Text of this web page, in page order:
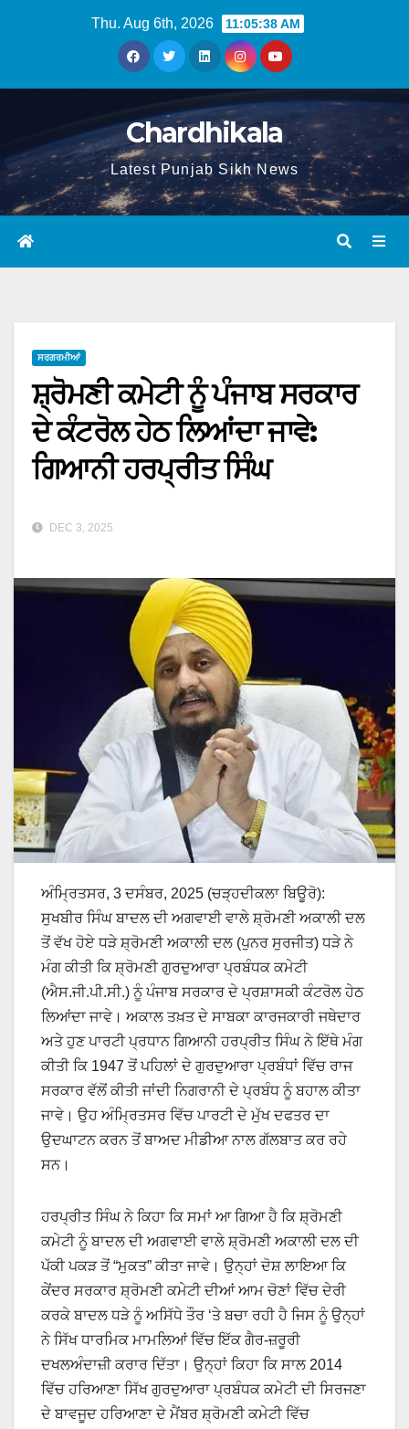
Thu. Aug 6th, 2026 11:05:39 AM
Chardhikala
Latest Punjab Sikh News
ਸਰਗਰਮੀਆਂ
ਸ਼੍ਰੋਮਣੀ ਕਮੇਟੀ ਨੂੰ ਪੰਜਾਬ ਸਰਕਾਰ
ਦੇ ਕੰਟਰੋਲ ਹੇਠ ਲਿਆਂਦਾ ਜਾਵੇ:
ਗਿਆਨੀ ਹਰਪ੍ਰੀਤ ਸਿੰਘ
DEC 3, 2025
ਅੰਮ੍ਰਿਤਸਰ, 3 ਦਸੰਬਰ, 2025 (ਚੜ੍ਹਦੀਕਲਾ ਬਿਊਰੋ):
ਸੁਖਬੀਰ ਸਿੰਘ ਬਾਦਲ ਦੀ ਅਗਵਾਈ ਵਾਲੇ ਸ਼੍ਰੋਮਣੀ ਅਕਾਲੀ ਦਲ
ਤੋਂ ਵੱਖ ਹੋਏ ਧੜੇ ਸ਼੍ਰੋਮਣੀ ਅਕਾਲੀ ਦਲ (ਪੁਨਰ ਸੁਰਜੀਤ) ਧੜੇ ਨੇ
ਮੰਗ ਕੀਤੀ ਕਿ ਸ਼੍ਰੋਮਣੀ ਗੁਰਦੁਆਰਾ ਪ੍ਰਬੰਧਕ ਕਮੇਟੀ
(ਐਸ.ਜੀ.ਪੀ.ਸੀ.) ਨੂੰ ਪੰਜਾਬ ਸਰਕਾਰ ਦੇ ਪ੍ਰਸ਼ਾਸਕੀ ਕੰਟਰੋਲ ਹੇਠ
ਲਿਆਂਦਾ ਜਾਵੇ। ਅਕਾਲ ਤਖ਼ਤ ਦੇ ਸਾਬਕਾ ਕਾਰਜਕਾਰੀ ਜਥੇਦਾਰ
ਅਤੇ ਹੁਣ ਪਾਰਟੀ ਪ੍ਰਧਾਨ ਗਿਆਨੀ ਹਰਪ੍ਰੀਤ ਸਿੰਘ ਨੇ ਇੱਥੇ ਮੰਗ
ਕੀਤੀ ਕਿ 1947 ਤੋਂ ਪਹਿਲਾਂ ਦੇ ਗੁਰਦੁਆਰਾ ਪ੍ਰਬੰਧਾਂ ਵਿੱਚ ਰਾਜ
ਸਰਕਾਰ ਵੱਲੋਂ ਕੀਤੀ ਜਾਂਦੀ ਨਿਗਰਾਨੀ ਦੇ ਪ੍ਰਬੰਧ ਨੂੰ ਬਹਾਲ ਕੀਤਾ
ਜਾਵੇ। ਉਹ ਅੰਮ੍ਰਿਤਸਰ ਵਿੱਚ ਪਾਰਟੀ ਦੇ ਮੁੱਖ ਦਫਤਰ ਦਾ
ਉਦਘਾਟਨ ਕਰਨ ਤੋਂ ਬਾਅਦ ਮੀਡੀਆ ਨਾਲ ਗੱਲਬਾਤ ਕਰ ਰਹੇ
ਸਨ।
ਹਰਪ੍ਰੀਤ ਸਿੰਘ ਨੇ ਕਿਹਾ ਕਿ ਸਮਾਂ ਆ ਗਿਆ ਹੈ ਕਿ ਸ਼੍ਰੋਮਣੀ
ਕਮੇਟੀ ਨੂੰ ਬਾਦਲ ਦੀ ਅਗਵਾਈ ਵਾਲੇ ਸ਼੍ਰੋਮਣੀ ਅਕਾਲੀ ਦਲ ਦੀ
ਪੱਕੀ ਪਕੜ ਤੋਂ “ਮੁਕਤ” ਕੀਤਾ ਜਾਵੇ। ਉਨ੍ਹਾਂ ਦੋਸ਼ ਲਾਇਆ ਕਿ
ਕੇਂਦਰ ਸਰਕਾਰ ਸ਼੍ਰੋਮਣੀ ਕਮੇਟੀ ਦੀਆਂ ਆਮ ਚੋਣਾਂ ਵਿੱਚ ਦੇਰੀ
ਕਰਕੇ ਬਾਦਲ ਧੜੇ ਨੂੰ ਅਸਿੱਧੇ ਤੌਰ ‘ਤੇ ਬਚਾ ਰਹੀ ਹੈ ਜਿਸ ਨੂੰ ਉਨ੍ਹਾਂ
ਨੇ ਸਿੱਖ ਧਾਰਮਿਕ ਮਾਮਲਿਆਂ ਵਿੱਚ ਇੱਕ ਗੈਰ-ਜ਼ਰੂਰੀ
ਦਖਲਅੰਦਾਜ਼ੀ ਕਰਾਰ ਦਿੱਤਾ। ਉਨ੍ਹਾਂ ਕਿਹਾ ਕਿ ਸਾਲ 2014
ਵਿੱਚ ਹਰਿਆਣਾ ਸਿੱਖ ਗੁਰਦੁਆਰਾ ਪ੍ਰਬੰਧਕ ਕਮੇਟੀ ਦੀ ਸਿਰਜਣਾ
ਦੇ ਬਾਵਜੂਦ ਹਰਿਆਣਾ ਦੇ ਮੈਂਬਰ ਸ਼੍ਰੋਮਣੀ ਕਮੇਟੀ ਵਿੱਚ